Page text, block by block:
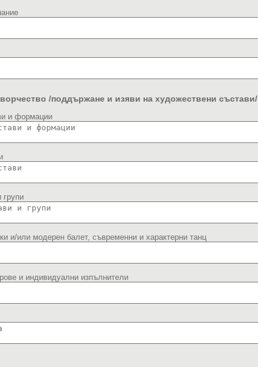
/поддържане и изяви на художествени състави/
и формации
групи
и/или модерен балет, съвременни и характерни танц
и индивидуални изпълнители